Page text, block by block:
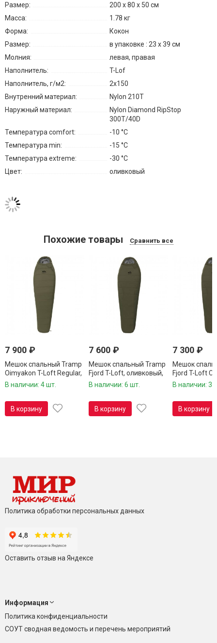
Размер:
200 х 80 х 50 см
Масса:
1.78 кг
Форма:
Кокон
Размер:
в упаковке : 23 х 39 см
Молния:
левая, правая
Наполнитель:
T-Lof
Наполнитель, г/м2:
2х150
Внутренний материал:
Nylon 210T
Наружный материал:
Nylon Diamond RipStop
300T/40D
Температура comfort:
-10 °С
Температура min:
-15 °С
Температура extreme:
-30 °С
Цвет:
оливковый
Похожие товары Сравнить все
7 900 ₽
Мешок спальный Tramp
Oimyakon T-Loft Regular,
оливковый, TRS-048R
В наличии: 4 шт.
В корзину
7 600 ₽
Мешок спальный Tramp
Fjord T-Loft, оливковый,
TRS-049R
В наличии: 6 шт.
В корзину
7 300 ₽
Мешок
Fjord T-Loft
оливковый,
В наличии: 3
В корзину
Политика обработки персональных данных
Оставить отзыв на Яндексе
Информация
Политика конфиденциальности
СОУТ сводная ведомость и перечень мероприятий